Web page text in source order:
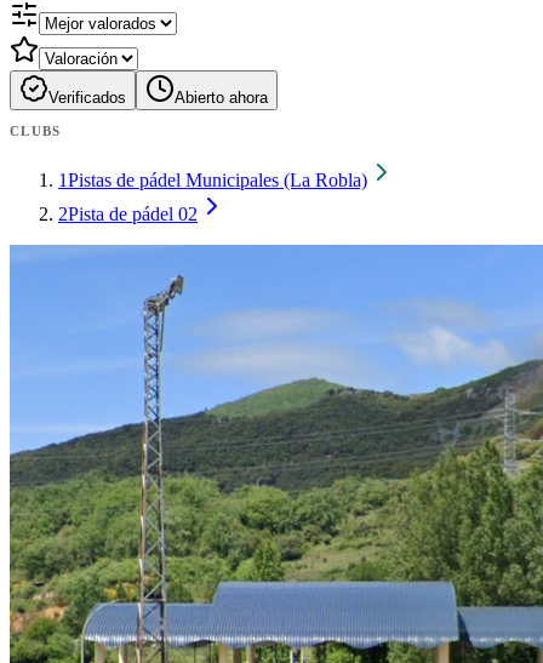
Verificados Abierto ahora
CLUBS
1Pistas de pádel Municipales (La Robla)
2Pista de pádel 02